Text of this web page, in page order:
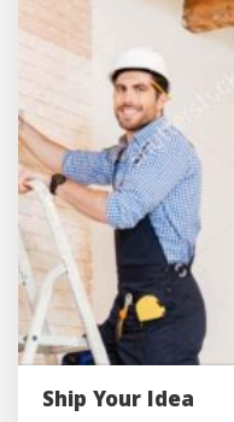
Ship Your Idea